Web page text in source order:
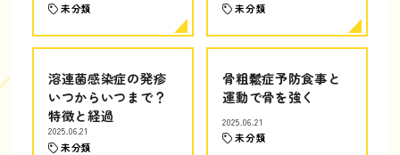
未分類 未分類
溶連菌感染症の発疹
いつからいつまで？
特徴と経過
2025.06.21
未分類
骨粗鬆症予防食事と
運動で骨を強く
2025.06.21
未分類